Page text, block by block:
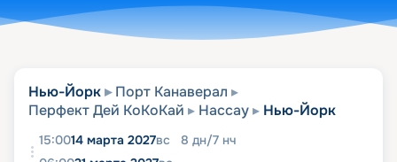
Нью-Йорк
Порт Канаверал
Перфект Дей КоКоКай
Нассау Нью-Йорк
15:0014 марта 2027вс 8 дн/7 нч